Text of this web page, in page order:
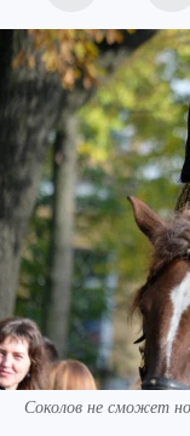
Соколов не сможет